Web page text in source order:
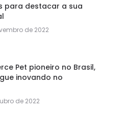
para destacar a sua
de 2022
Pet pioneiro no Brasil,
inovando no
de 2022